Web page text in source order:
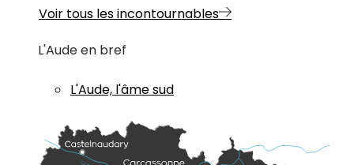
Voir tous les incontournables
L'Aude en bref
L'Aude, l'âme sud